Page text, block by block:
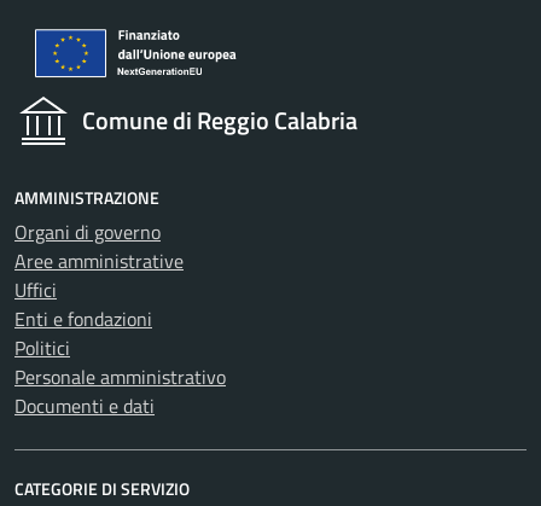
Comune di Reggio Calabria
AMMINISTRAZIONE
Organi di governo
Aree amministrative
Uffici
Enti e fondazioni
Politici
Personale amministrativo
Documenti e dati
CATEGORIE DI SERVIZIO